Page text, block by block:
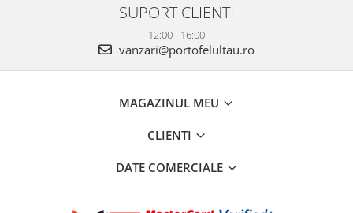
SUPORT CLIENTI
12:00 - 16:00
vanzari@portofelultau.ro
MAGAZINUL MEU
CLIENTI
DATE COMERCIALE